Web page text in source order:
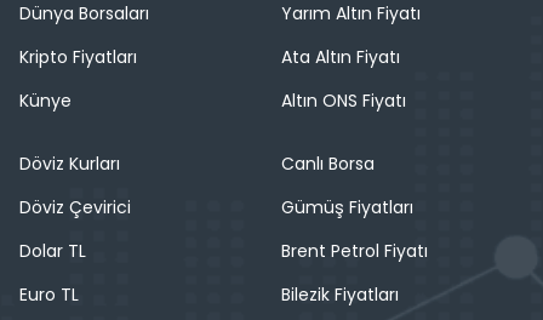
Dünya Borsaları
Kripto Fiyatları
Künye
Yarım Altın Fiyatı
Ata Altın Fiyatı
Altın ONS Fiyatı
Döviz Kurları
Döviz Çevirici
Dolar TL
Euro TL
Canlı Borsa
Gümüş Fiyatları
Brent Petrol Fiyatı
Bilezik Fiyatları